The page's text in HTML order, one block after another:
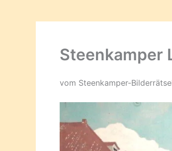
Steenkamper
vom Steenkamper-